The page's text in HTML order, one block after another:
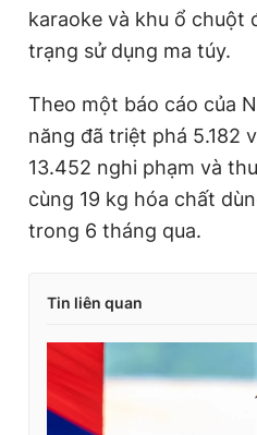
karaoke và khu ổ chuột
trạng sử dụng ma túy.
Theo một báo cáo của
năng đã triệt phá 5.182
13.452 nghi phạm và
cùng 19 kg hóa chất
trong 6 tháng qua.
Tin liên quan